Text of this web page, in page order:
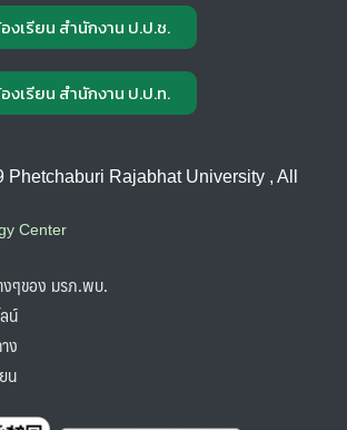
งเรียน สำนักงาน ป.ป.ช.
งเรียน สำนักงาน ป.ป.ท.
Rajabhat University , All
Center
ๆของ มรภ.พบ.
น์
ง
น